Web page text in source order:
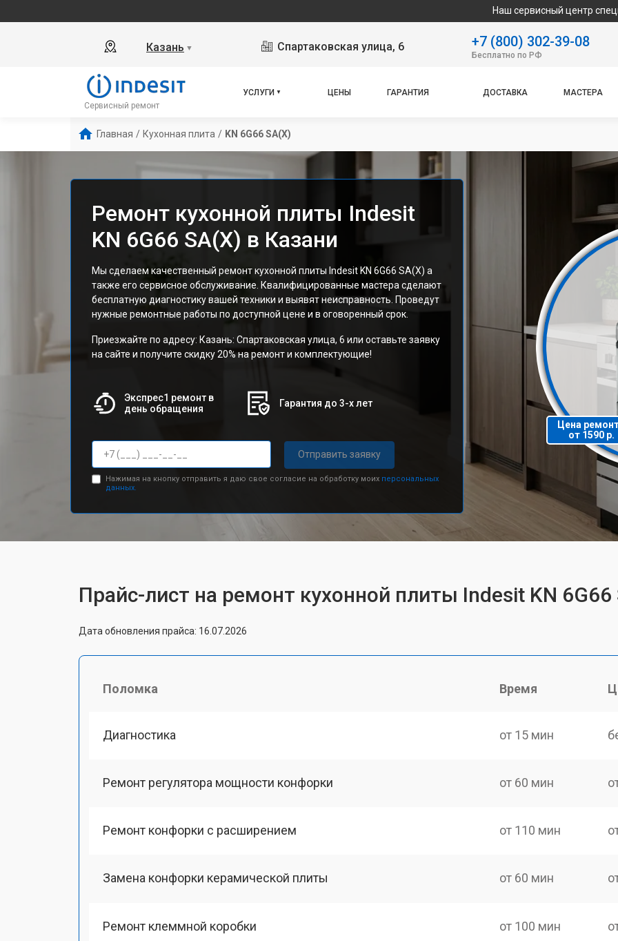
Наш сервисный центр
Казань ▼ Спартаковская улица, 6 +7 (800) 302-39-08
Бесплатно по РФ
Сервисный ремонт
УСЛУГИ ЦЕНЫ ГАРАНТИЯ ДОСТАВКА МАСТЕРА
Главная / Кухонная плита / KN 6G66 SA(X)
Ремонт кухонной плиты Indesit
KN 6G66 SA(X) в Казани
Мы сделаем качественный ремонт кухонной плиты Indesit KN 6G66 SA(X) а
также его сервисное обслуживание. Квалифицированные мастера сделают
бесплатную диагностику вашей техники и выявят неисправность. Проведут
нужные ремонтные работы по доступной цене и в оговоренный срок.
Приезжайте по адресу: Казань: Спартаковская улица, 6 или оставьте заявку
на сайте и получите скидку 20% на ремонт и комплектующие!
Экспрес1 ремонт в
день обращения
Гарантия до 3-х лет
Отправить заявку
Нажимая на кнопку отправить я даю свое согласие на обработку моих персональных
данных.
Цена
от 1590 р.
Прайс-лист на ремонт кухонной плиты Indesit KN 6G66
Дата обновления прайса: 16.07.2026
Поломка Время
Диагностика от 15 мин
Ремонт регулятора мощности конфорки от 60 мин
Ремонт конфорки с расширением от 110 мин
Замена конфорки керамической плиты от 60 мин
Ремонт клеммной коробки от 100 мин